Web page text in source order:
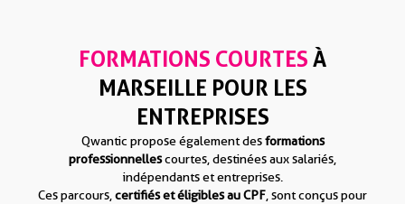
FORMATIONS COURTES À
MARSEILLE POUR LES
ENTREPRISES
Qwantic propose également desformations
professionnellescourtes, destinées aux salariés,
indépendants et entreprises.
Ces parcours, certifiés et éligibles au CPF , sont conçus pour